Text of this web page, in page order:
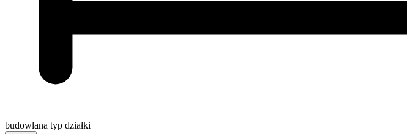
budowlana typ działki